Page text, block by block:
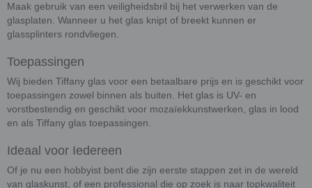
Maak gebruik van een veiligheidsbril bij het verwerken van de
glasplaten. Wanneer u het glas knipt of breekt kunnen er
glassplinters rondvliegen.
Toepassingen
Wij bieden Tiffany glas voor een betaalbare prijs en is geschikt voor
toepassingen zowel binnen als buiten. Het glas is UV- en
vorstbestendig en geschikt voor mozaïekkunstwerken, glas in lood
en als Tiffany glas toepassingen.
Ideaal voor Iedereen
Of je nu een hobbyist bent die zijn eerste stappen zet in de wereld
van glaskunst, of een professional die op zoek is naar topkwaliteit